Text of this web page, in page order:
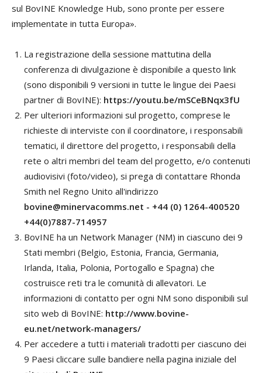
sul BovINE Knowledge Hub, sono pronte per essere
implementate in tutta Europa».
La registrazione della sessione mattutina della
conferenza di divulgazione è disponibile a questo link
(sono disponibili 9 versioni in tutte le lingue dei Paesi
partner di BovINE): https://youtu.be/mSCeBNqx3fU
Per ulteriori informazioni sul progetto, comprese le
richieste di interviste con il coordinatore, i responsabili
tematici, il direttore del progetto, i responsabili della
rete o altri membri del team del progetto, e/o contenuti
audiovisivi (foto/video), si prega di contattare Rhonda
Smith nel Regno Unito all'indirizzo
bovine@minervacomms.net - +44 (0) 1264-400520
+44(0)7887-714957
BovINE ha un Network Manager (NM) in ciascuno dei 9
Stati membri (Belgio, Estonia, Francia, Germania,
Irlanda, Italia, Polonia, Portogallo e Spagna) che
costruisce reti tra le comunità di allevatori. Le
informazioni di contatto per ogni NM sono disponibili sul
sito web di BovINE: http://www.bovine-
eu.net/network-managers/
Per accedere a tutti i materiali tradotti per ciascuno dei
9 Paesi cliccare sulle bandiere nella pagina iniziale del